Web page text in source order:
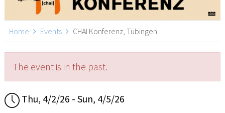
Home Events CHAI Konferenz, Tübingen
The event is in the past.
Thu, 4/2/26 - Sun, 4/5/26